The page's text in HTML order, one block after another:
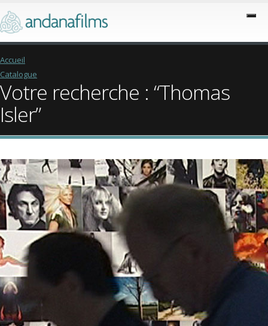
Accueil
Catalogue
Votre recherche : “Thomas
Isler”